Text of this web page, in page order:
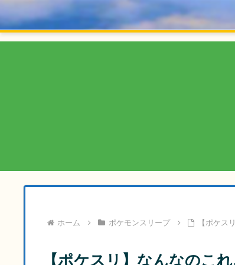
ホーム ポケモンスリープ 【ポケス
【ポケスリ】なんなのこ